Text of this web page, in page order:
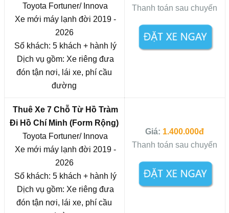
Toyota Fortuner/ Innova
Xe mới máy lạnh đời 2019 -
2026
Số khách: 5 khách + hành lý
Dịch vụ gồm: Xe riêng đưa
đón tận nơi, lái xe, phí cầu
đường
Thanh toán sau chuyến
Thuê Xe 7 Chỗ Từ Hồ Tràm
Đi Hồ Chí Minh (Form Rộng)
Toyota Fortuner/ Innova
Xe mới máy lạnh đời 2019 -
2026
Số khách: 5 khách + hành lý
Dịch vụ gồm: Xe riêng đưa
đón tận nơi, lái xe, phí cầu
Giá: 1.400.000đ
Thanh toán sau chuyến